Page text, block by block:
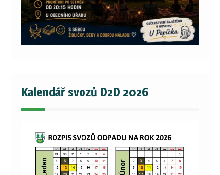
Kalendář svozů D2D 2026